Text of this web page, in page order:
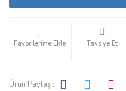
Tavsiye Et
Ürün Paylaş :